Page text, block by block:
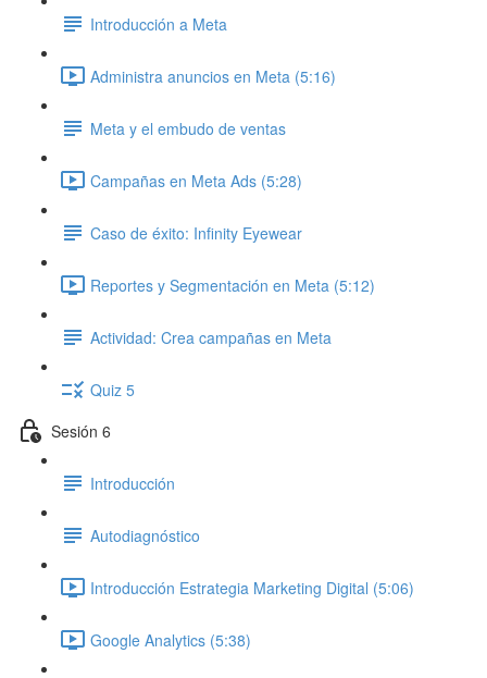
Introducción a Meta
Administra anuncios en Meta (5:16)
Meta y el embudo de ventas
Campañas en Meta Ads (5:28)
Caso de éxito: Infinity Eyewear
Reportes y Segmentación en Meta (5:12)
Actividad: Crea campañas en Meta
Quiz 5
Sesión 6
Introducción
Autodiagnóstico
Introducción Estrategia Marketing Digital (5:06)
Google Analytics (5:38)